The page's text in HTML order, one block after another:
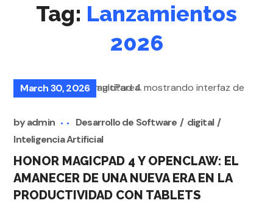
Tag: Lanzamientos
2026
March 30, 2026
byadmin Desarrollo de Software
digital
Inteligencia Artificial
HONOR MAGICPAD 4 Y OPENCLAW: EL
AMANECER DE UNA NUEVA ERA EN LA
PRODUCTIVIDAD CON TABLETS